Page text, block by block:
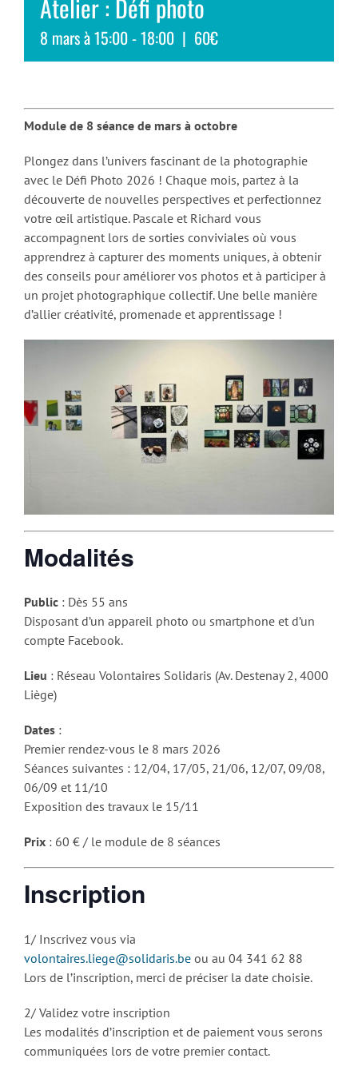
Atelier : Défi photo
8 mars à 15:00-18:00 | 60€
Module de 8 séance de mars à octobre
Plongez dans l’univers fascinant de la photographie
avec le Défi Photo 2026 ! Chaque mois, partez à la
découverte de nouvelles perspectives et perfectionnez
votre œil artistique. Pascale et Richard vous
accompagnent lors de sorties conviviales où vous
apprendrez à capturer des moments uniques, à obtenir
des conseils pour améliorer vos photos et à participer à
un projet photographique collectif. Une belle manière
d’allier créativité, promenade et apprentissage !
Modalités
Public : Dès 55 ans
Disposant d’un appareil photo ou smartphone et d’un
compte Facebook.
Lieu : Réseau Volontaires Solidaris (Av. Destenay 2, 4000
Liège)
Dates :
Premier rendez-vous le 8 mars 2026
Séances suivantes : 12/04, 17/05, 21/06, 12/07, 09/08,
06/09 et 11/10
Exposition des travaux le 15/11
Prix : 60 € / le module de 8 séances
Inscription
1/ Inscrivez vous via
volontaires.liege@solidaris.be ou au 04 341 62 88
Lors de l’inscription, merci de préciser la date choisie.
2/ Validez votre inscription
Les modalités d’inscription et de paiement vous serons
communiquées lors de votre premier contact.